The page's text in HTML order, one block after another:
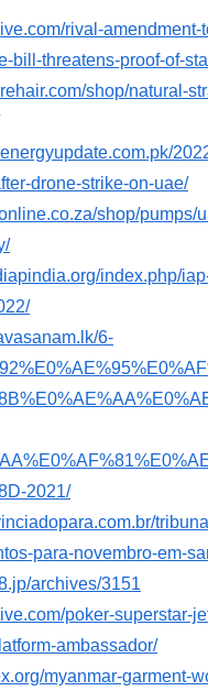
rival-amendment-
bill-threatens-proof-of-
shop/natural-
drone-strike-on-uae/
shop/pumps/
index.php/
6-
2021/
para-novembro-em-
archives/3151
poker-superstar-
ambassador/
myanmar-garment-